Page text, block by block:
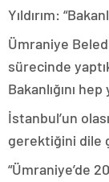
Yıldırım:
Ümraniye
sürecinde
Bakanlığını
İstanbul’un
gerektiğini dile
“Ümraniye’de